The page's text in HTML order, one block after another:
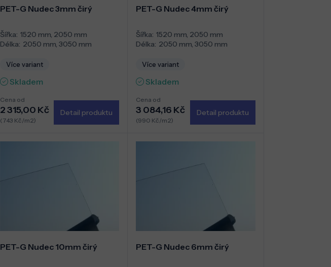
PET-G Nudec 3mm čirý
Šířka: 1520 mm, 2050 mm
Délka: 2050 mm, 3050 mm
Více variant
Skladem
Cena od
2 315,00 Kč
(743 Kč/m2)
Detail produktu
PET-G Nudec 4mm čirý
Šířka: 1520 mm, 2050 mm
Délka: 2050 mm,3050 mm
Více variant
Skladem
Cena od
3 084,16 Kč
(990 Kč/m2)
Detail produktu
PET-G Nudec 10mm čirý PET-G Nudec 6mm čirý